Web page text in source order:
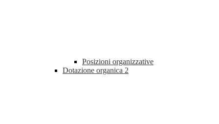
Posizioni organizzative
Dotazione organica 2